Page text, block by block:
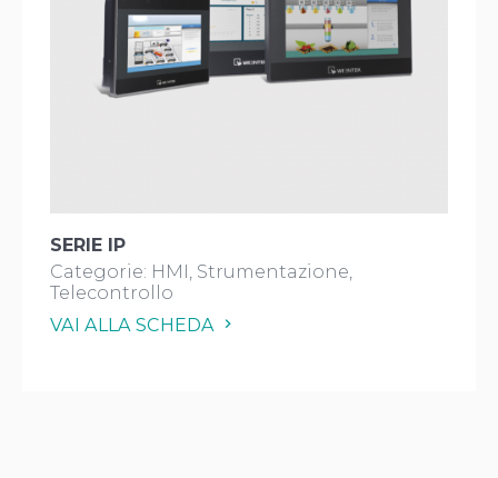
SERIE IP
Categorie: HMI Strumentazione
Telecontrollo
VAI ALLA SCHEDA